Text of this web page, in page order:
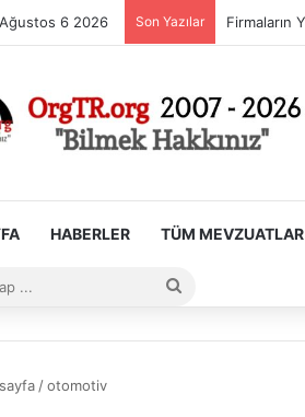
6 2026 Son Yazılar
HABERLER TÜM MEVZUATLAR
/otomotiv